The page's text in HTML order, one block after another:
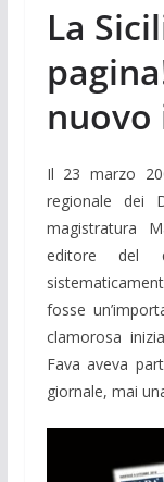
La
nuovo
Il 23 marzo
regionale dei
magistratura
editore del
fosse
clamorosa
Fava aveva
giornale, mai